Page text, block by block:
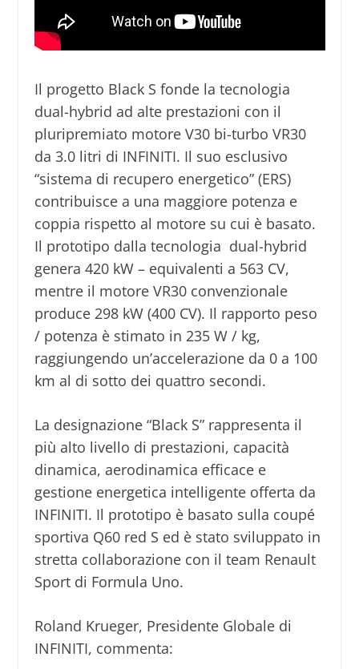
Il progetto Black S fonde la tecnologia
dual-hybrid ad alte prestazioni con il
pluripremiato motore V30 bi-turbo VR30
da 3.0 litri di INFINITI. Il suo esclusivo
“sistema di recupero energetico” (ERS)
contribuisce a una maggiore potenza e
coppia rispetto al motore su cui è basato.
Il prototipo dalla tecnologia dual-hybrid
genera 420 kW – equivalenti a 563 CV,
mentre il motore VR30 convenzionale
produce 298 kW (400 CV). Il rapporto peso
/ potenza è stimato in 235 W / kg,
raggiungendo un’accelerazione da 0 a 100
km al di sotto dei quattro secondi.
La designazione “Black S” rappresenta il
più alto livello di prestazioni, capacità
dinamica, aerodinamica efficace e
gestione energetica intelligente offerta da
INFINITI. Il prototipo è basato sulla coupé
sportiva Q60 red S ed è stato sviluppato in
stretta collaborazione con il team Renault
Sport di Formula Uno.
Roland Krueger, Presidente Globale di
INFINITI, commenta: